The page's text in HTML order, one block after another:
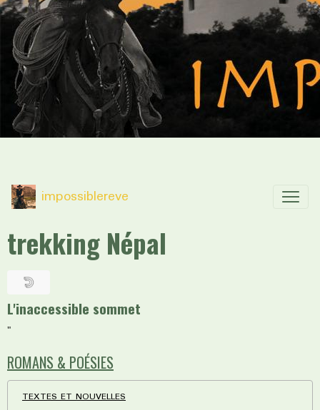
impossiblereve
trekking Népal
L'inaccessible sommet
"
ROMANS & POÉSIES
TEXTES ET NOUVELLES